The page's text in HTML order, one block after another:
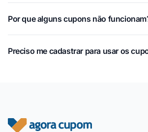
Por que alguns cupons não
Preciso me cadastrar para usar os
Rodapé do site